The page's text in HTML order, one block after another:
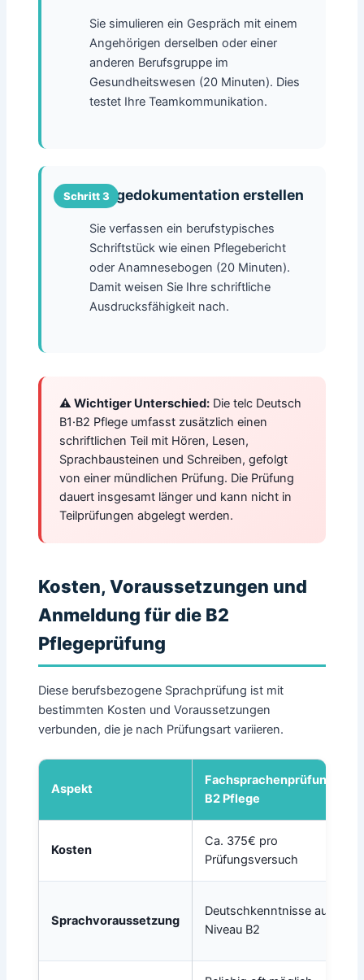
Sie simulieren ein Gespräch mit einem
Angehörigen derselben oder einer
anderen Berufsgruppe im
Gesundheitswesen (20 Minuten). Dies
testet Ihre Teamkommunikation.
Pflegedokumentation erstellen
Sie verfassen ein berufstypisches
Schriftstück wie einen Pflegebericht
oder Anamnesebogen (20 Minuten).
Damit weisen Sie Ihre schriftliche
Ausdrucksfähigkeit nach.
⚠️ Wichtiger Unterschied: Die telc Deutsch
B1·B2 Pflege umfasst zusätzlich einen
schriftlichen Teil mit Hören, Lesen,
Sprachbausteinen und Schreiben, gefolgt
von einer mündlichen Prüfung. Die Prüfung
dauert insgesamt länger und kann nicht in
Teilprüfungen abgelegt werden.
Kosten, Voraussetzungen und
Anmeldung für die B2
Pflegeprüfung
Diese berufsbezogene Sprachprüfung ist mit
bestimmten Kosten und Voraussetzungen
verbunden, die je nach Prüfungsart variieren.
Aspekt
Fachsprachenprüfung
B2 Pflege
Kosten
Ca. 375€ pro
Prüfungsversuch
Sprachvoraussetzung
Deutschkenntnisse auf
Niveau B2